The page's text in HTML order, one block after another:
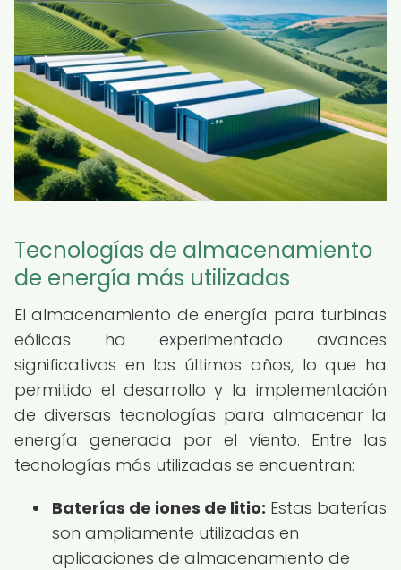
Tecnologías de almacenamiento
de energía más utilizadas
El almacenamiento de energía para turbinas
eólicas ha experimentado avances
significativos en los últimos años, lo que ha
permitido el desarrollo y la implementación
de diversas tecnologías para almacenar la
energía generada por el viento. Entre las
tecnologías más utilizadas se encuentran:
Baterías de iones de litio: Estas baterías
son ampliamente utilizadas en
aplicaciones de almacenamiento de